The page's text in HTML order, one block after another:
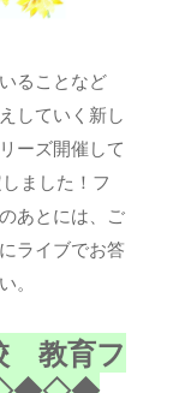
ることなど
していく新し
ーズ開催して
ました！フ
あとには、ご
ライブでお答
。
教育フ